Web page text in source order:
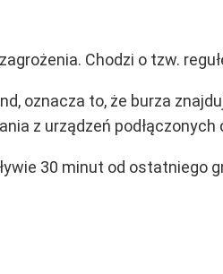
Chodzi o tzw.
oznacza to, że burza
z urządzeń podłączonych
30 minut od ostatniego